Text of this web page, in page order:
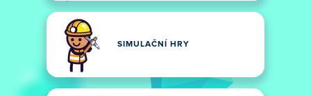
SIMULAČNÍ HRY